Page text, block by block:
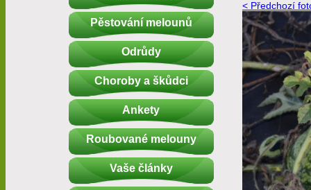
Pěstování melounů
Odrůdy
Choroby a škůdci
Ankety
Roubované melouny
Vaše články
< Předchozí